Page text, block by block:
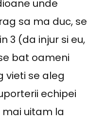
unde
sa ma duc, se
3 (da injur si eu,
bat oameni
vieti se aleg
echipei
mai uitam la